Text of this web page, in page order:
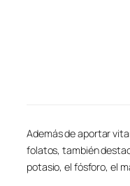
Además de aportar
folatos, también
potasio, el fósforo, el